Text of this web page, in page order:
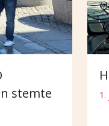
stemte
1.